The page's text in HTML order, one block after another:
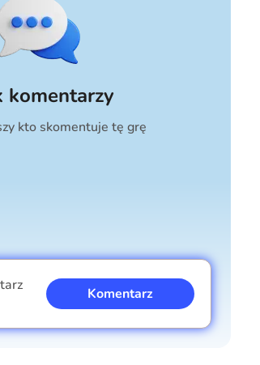
komentarzy
kto skomentuje tę grę
Komentarz